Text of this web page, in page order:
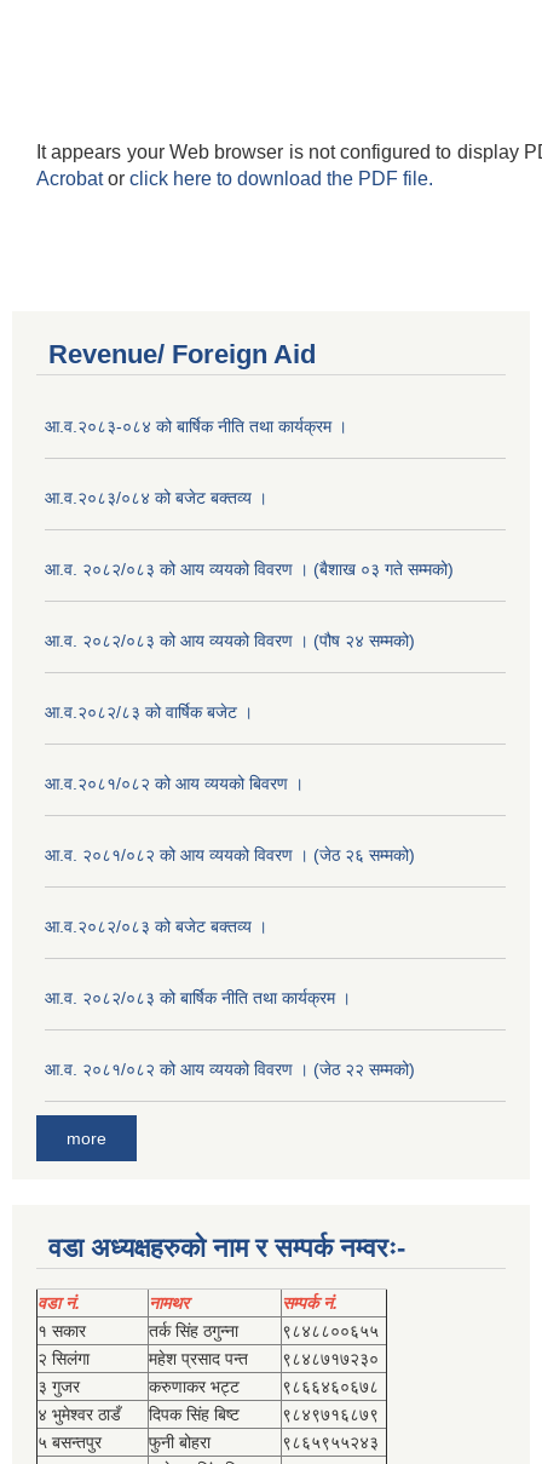
It appears your Web browser is not configured to display
Acrobator click here to download the PDF file.
Revenue/ Foreign Aid
आ.व.२०८३-०८४ को बार्षिक नीति तथा कार्यक्रम ।
आ.व.२०८३/०८४ को बजेट बक्तव्य ।
आ.व. २०८२/०८३ को आय व्ययको विवरण । (बैशाख ०३ गते सम्मको)
आ.व. २०८२/०८३ को आय व्ययको विवरण । (पौष २४ सम्मको)
आ.व.२०८२/८३ को वार्षिक बजेट ।
आ.व.२०८१/०८२ को आय व्ययको बिवरण ।
आ.व. २०८१/०८२ को आय व्ययको विवरण । (जेठ २६ सम्मको)
आ.व.२०८२/०८३ को बजेट बक्तव्य ।
आ.व. २०८२/०८३ को बार्षिक नीति तथा कार्यक्रम ।
आ.व. २०८१/०८२ को आय व्ययको विवरण । (जेठ २२ सम्मको)
more
वडा अध्यक्षहरुको नाम र सम्पर्क नम्वरः-
वडा नं. नामथर
सम्पर्क नं.
१ सकार
तर्क सिंह ठगुन्‍ना
९८४८८००६५५
२ सिलंगा
महेश प्रसाद पन्त
९८४८७१७२३०
३ गुजर
करुणाकर भट्ट
९८६६४६०६७८
४ भुमेश्‍वर ठाडँ
दिपक सिंह बिष्‍ट
९८४९७१६८७९
५ बसन्तपुर
फुनी बोहरा
९८६५९५५२४३